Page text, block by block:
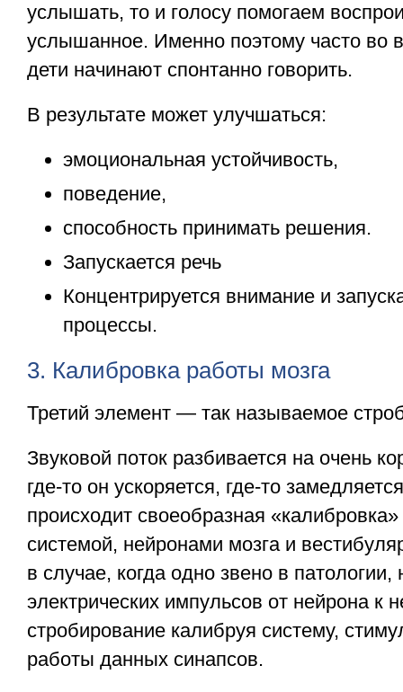
услышать, то и голосу помогаем
услышанное. Именно поэтому часто во
дети начинают спонтанно говорить.
В результате может улучшаться:
эмоциональная устойчивость,
поведение,
способность принимать решения.
Запускается речь
Концентрируется внимание и
процессы.
3. Калибровка работы мозга
Третий элемент — так называемое
Звуковой поток разбивается на очень
где-то он ускоряется, где-то
происходит своеобразная
системой, нейронами мозга и
в случае, когда одно звено в
электрических импульсов от нейрона к
стробирование калибруя систему,
работы данных синапсов.